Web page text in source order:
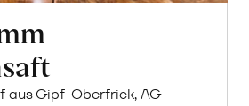
aus Gipf-Oberfrick, AG